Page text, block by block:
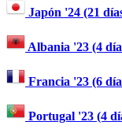
Japón '24 (21
Albania '23 (4
Francia '23 (6
Portugal '23 (4